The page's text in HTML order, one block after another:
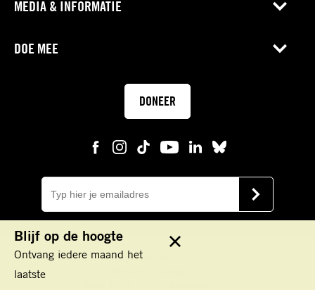
MEDIA & INFORMATIE
DOE MEE
DONEER
mail
VERSTUUR
Keizersgracht 177
Blijf op de hoogte
Ontvang iedere maand het
laatste
Sluit